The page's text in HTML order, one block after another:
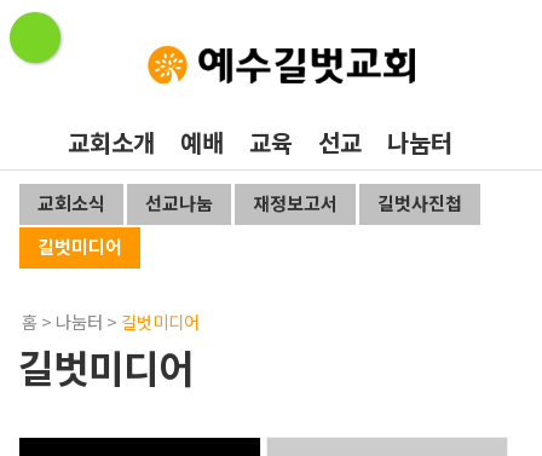
교회소개 예배 교육 선교 나눔터
교회소식 선교나눔 재정보고서
길벗사진첩
길벗미디어
홈 > 나눔터 > 길벗미디어
길벗미디어